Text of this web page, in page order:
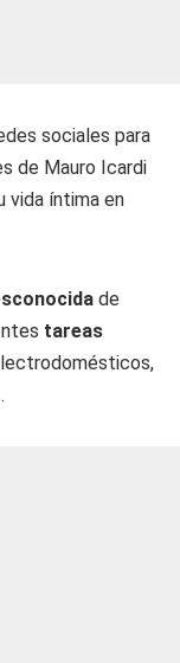
sociales para
de Mauro Icardi
vida íntima en
de
tareas